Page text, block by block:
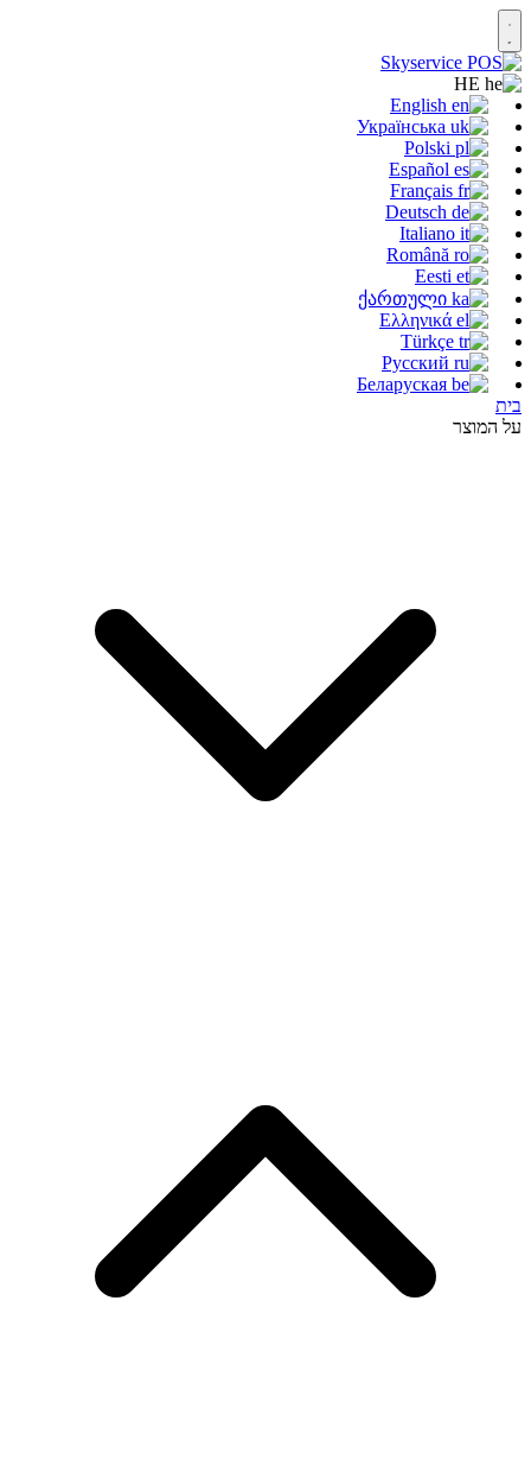
English
Українська
Polski
Español
Français
Deutsch
Italiano
Română
Eesti
ქართული
Ελληνικά
Türkçe
Русский
Беларуская
בית
על המוצר